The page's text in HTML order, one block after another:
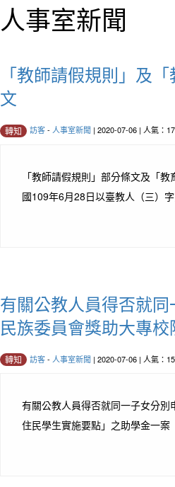
人事室新聞
「教師請假規則」及
文
轉知 訪客- 人事室新聞 | 2020-07-06 | 人氣：
「教師請假規則」部分條文及「
國109年6月28日以臺教人（三）
有關公教人員得否就
民族委員會獎助大專
轉知 訪客- 人事室新聞 | 2020-07-06 | 人氣：
有關公教人員得否就同一子女分
住民學生實施要點」之助學金一案